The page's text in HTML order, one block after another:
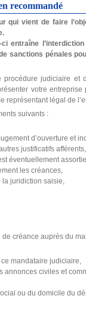
recommandé
qui vient de faire
entraîne
sanctions pénales
judiciaire et
votre
représentant légal de
suivants :
d’ouverture et
justificatifs afférents,
éventuellement
les créances,
la juridiction saisie,
de créance auprès du
mandataire judiciaire,
civiles et
ou du domicile du